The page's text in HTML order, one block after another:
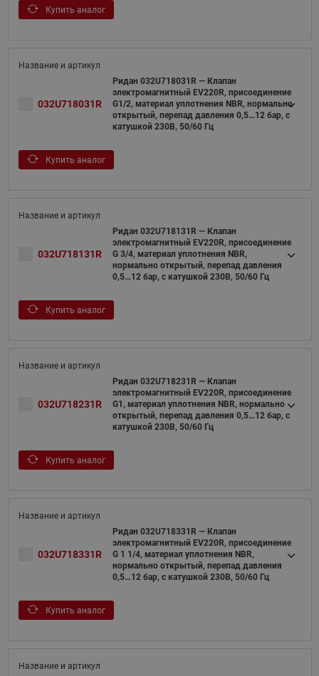
Купить аналог
032U718031R
Ридан 032U718031R — Клапан
электромагнитный EV220R, присоединение
G1/2, материал уплотнения NBR, нормально
открытый, перепад давления 0,5…12 бар, с
катушкой 230В, 50/60 Гц
Купить аналог
032U718131R
Ридан 032U718131R — Клапан
электромагнитный EV220R, присоединение
G 3/4, материал уплотнения NBR,
нормально открытый, перепад давления
0,5…12 бар, с катушкой 230В, 50/60 Гц
Купить аналог
032U718231R
Ридан 032U718231R — Клапан
электромагнитный EV220R, присоединение
G1, материал уплотнения NBR, нормально
открытый, перепад давления 0,5…12 бар, с
катушкой 230В, 50/60 Гц
Купить аналог
032U718331R
Ридан 032U718331R — Клапан
электромагнитный EV220R, присоединение
G 1 1/4, материал уплотнения NBR,
нормально открытый, перепад давления
0,5…12 бар, с катушкой 230В, 50/60 Гц
Купить аналог